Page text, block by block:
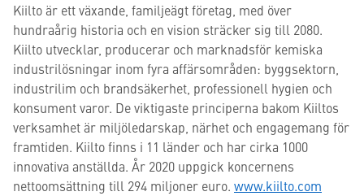
Kiilto är ett växande, familjeägt företag, med över
hundraårig historia och en vision sträcker sig till 2080.
Kiilto utvecklar, producerar och marknadsför kemiska
industrilösningar inom fyra affärsområden: byggsektorn,
industrilim och brandsäkerhet, professionell hygien och
konsument varor. De viktigaste principerna bakom Kiiltos
verksamhet är miljöledarskap, närhet och engagemang för
framtiden. Kiilto finns i 11 länder och har cirka 1000
innovativa anställda. År 2020 uppgick koncernens
nettoomsättning till 294 miljoner euro. www.kiilto.com